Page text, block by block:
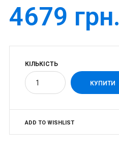
4679 грн.
КІЛЬКІСТЬ
ADD TO WISHLIST